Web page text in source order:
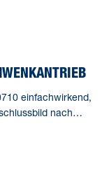
einfachwirkend,
nach
bei 90°=-5 - 5